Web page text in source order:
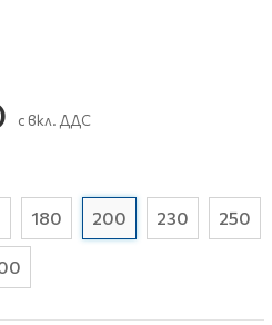
с вкл. ДДС
180 200 230 250